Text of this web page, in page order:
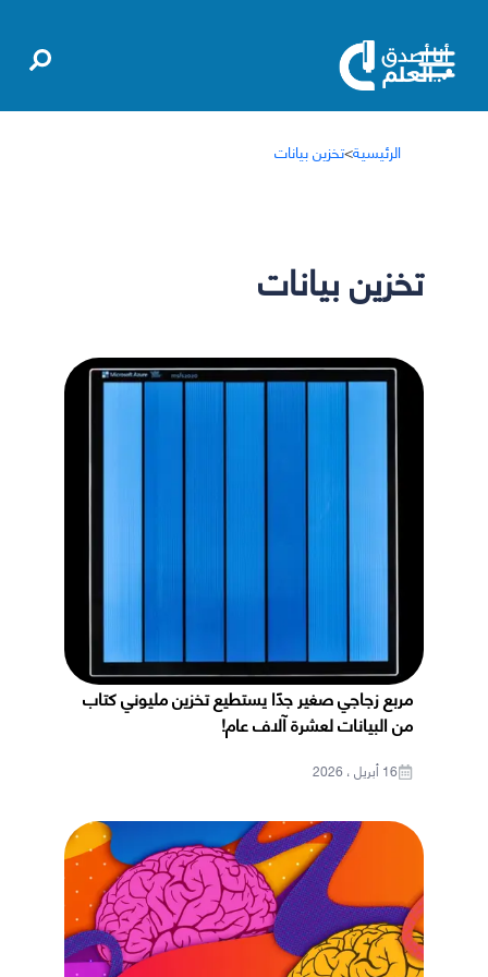
الرئيسية>تخزين بيانات
تخزين بيانات
مربع زجاجي صغير جدًا يستطيع تخزين مليوني كتاب
من البيانات لعشرة آلاف عام!
16 أبريل ، 2026